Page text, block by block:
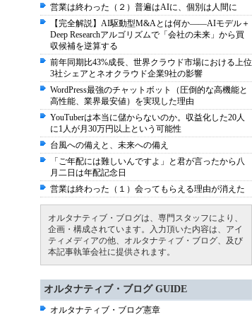
営業は終わった（２）普遍はAIに、個別は人間に
【完全解説】AI駆動型M&Aとは何か――AIモデル＋
Deep Researchアルゴリズムで「会社の未来」から買
収候補を逆算する
前年同期比43%成長、世界クラウド市場における上位
3社シェアとネオクラウド企業9社の影響
WordPress最強のチャットボット（圧倒的な高機能と
高性能、業界最安値）を実現した理由
YouTuberは本当に儲からないのか。収益化した20人
に1人が月30万円以上という可能性
台風への備えと、未来への備え
「ご年配には難しいんですよ」と君が言ったから八
月二日は年配記念日
営業は終わった（１）会ってもらえる理由が消えた
オルタナティブ・ブログは、専門スタッフにより、
企画・構成されています。入力頂いた内容は、アイ
ティメディアの他、オルタナティブ・ブログ、及び
本記事執筆会社に提供されます。
オルタナティブ・ブログ GUIDE
オルタナティブ・ブログ憲章